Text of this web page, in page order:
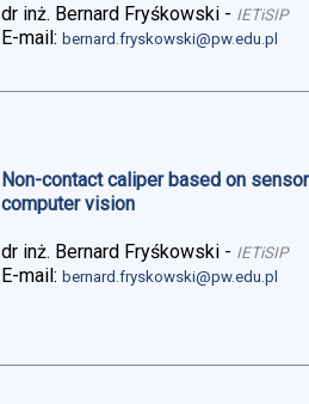
dr inż. Bernard Fryśkowski - IETiSIP
E-mail:bernard.fryskowski@pw.edu.pl
Non-contact caliper based on
computer vision
dr inż. Bernard Fryśkowski - IETiSIP
E-mail:bernard.fryskowski@pw.edu.pl